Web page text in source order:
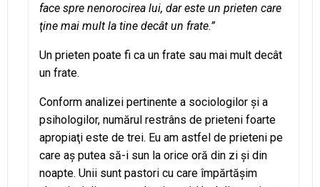
face spre nenorocirea lui, dar este un prieten care
ţine mai mult la tine decât un frate.”
Un prieten poate fi ca un frate sau mai mult decât
un frate.
Conform analizei pertinente a sociologilor şi a
psihologilor, numărul restrâns de prieteni foarte
apropiaţi este de trei. Eu am astfel de prieteni pe
care aş putea să-i sun la orice oră din zi şi din
noapte. Unii sunt pastori cu care împărtășim